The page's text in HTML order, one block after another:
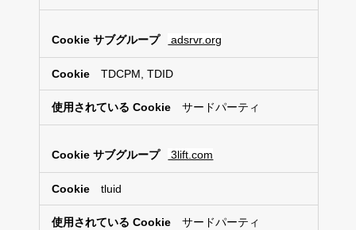
adsrvr.org
TDCPM, TDID
サードパーティ
3lift.com
tluid
サードパーティ